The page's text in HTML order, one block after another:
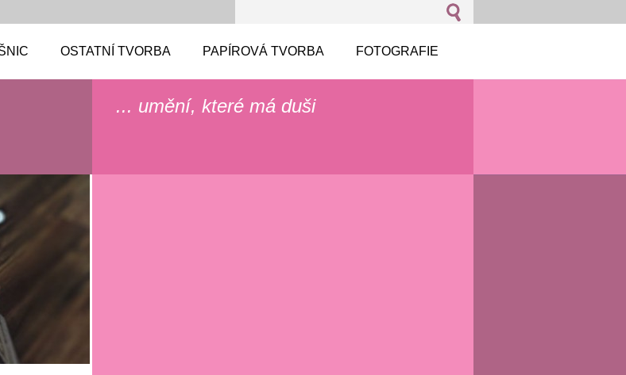
OSTATNÍ TVORBA PAPÍROVÁ TVORBA FOTOGRAFIE
... umění, které má duši